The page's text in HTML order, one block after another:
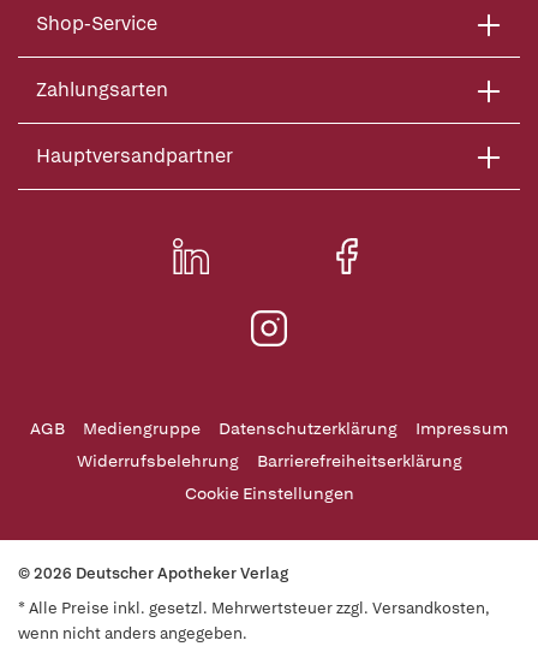
Shop-Service
Zahlungsarten
Hauptversandpartner
AGB Mediengruppe Datenschutzerklärung
Impressum
Widerrufsbelehrung
Barrierefreiheitserklärung
Cookie Einstellungen
© 2026 Deutscher Apotheker Verlag
* Alle Preise inkl. gesetzl. Mehrwertsteuer zzgl. Versandkosten,
wenn nicht anders angegeben.